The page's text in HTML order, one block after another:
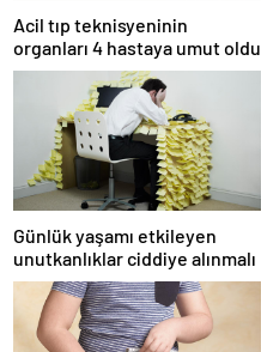
Acil tıp teknisyeninin
organları 4 hastaya umut oldu
Günlük yaşamı etkileyen
unutkanlıklar ciddiye alınmalı